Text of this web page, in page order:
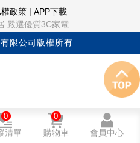
政策| APP下載
嚴選優質3C家電
限公司版權所有
清單
0
購物車
0
會員中心